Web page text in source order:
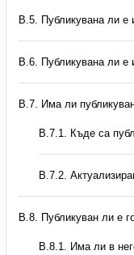
В.5. Публикувана ли е
В.6. Публикувана ли е
В.7. Има ли
В.7.1. Къде са
В.7.2.
В.8. Публикуван ли е
В.8.1. Има ли в